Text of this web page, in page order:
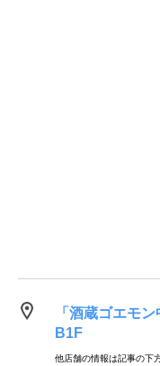
「酒蔵ゴエモ
B1F
他店舗の情報は記事の下